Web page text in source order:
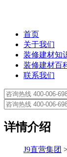
首页
关于我们
装修建材知
装修建材百
联系我们
详情介绍
J9直营集团